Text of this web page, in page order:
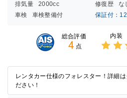
排気量
2000cc 修復歴
な
車検
車検整備付 保証付：
総合評価
4 点
内装
2.5
の
レンタカー仕様のフォレスター！詳細
ださい！